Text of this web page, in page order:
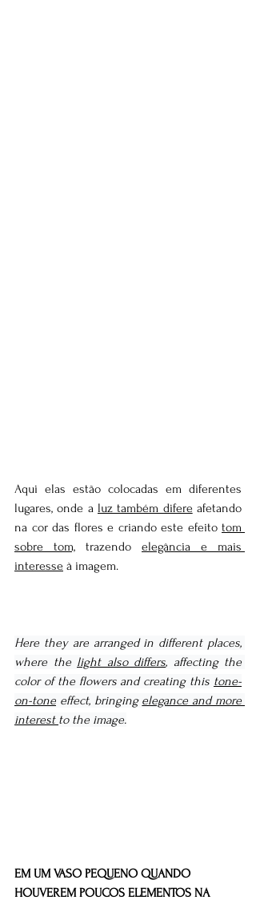
Aqui elas estão colocadas em diferentes
lugares, onde a luz também difere afetando
na cor das flores e criando este efeito tom
sobre tom, trazendo elegância e mais
interesse à imagem.
Here they are arranged in different places,
where the light also differs, affecting the
color of the flowers and creating this tone-
on-tone effect, bringing elegance and more
interest to the image.
EM UM VASO PEQUENO QUANDO
HOUVEREM POUCOS ELEMENTOS NA